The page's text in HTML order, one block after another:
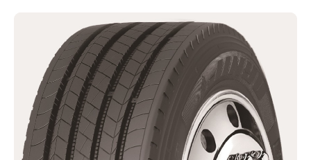
PARTENERI
DE CE GITI
DESPRE NOI